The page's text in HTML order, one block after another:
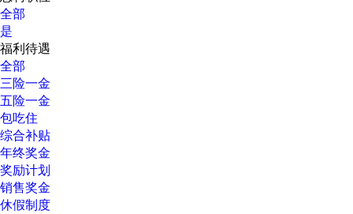
全部
是
福利待遇
全部
三险一金
五险一金
包吃住
综合补贴
年终奖金
奖励计划
销售奖金
休假制度